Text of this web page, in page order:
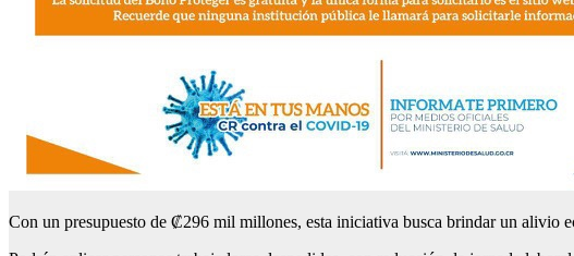
Con un presupuesto de ₡296 mil millones, esta iniciativa busca brindar un